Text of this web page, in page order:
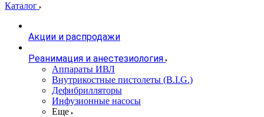
Каталог
Акции и распродажи
Реанимация и анестезиология
Аппараты ИВЛ
Внутрикостные пистолеты (B.I.G.)
Дефибрилляторы
Инфузионные насосы
Еще